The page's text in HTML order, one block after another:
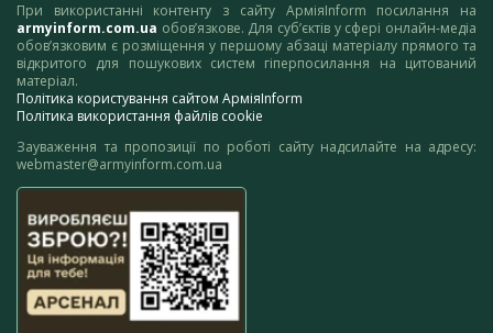
При використанні контенту з сайту АрміяInform посилання на
armyinform.com.ua обов’язкове. Для суб’єктів у сфері онлайн-медіа
обов’язковим є розміщення у першому абзаці матеріалу прямого та
відкритого для пошукових систем гіперпосилання на цитований
матеріал.
Політика користування сайтом АрміяInform
Політика використання файлів cookie
Зауваження та пропозиції по роботі сайту надсилайте на адресу:
webmaster@armyinform.com.ua